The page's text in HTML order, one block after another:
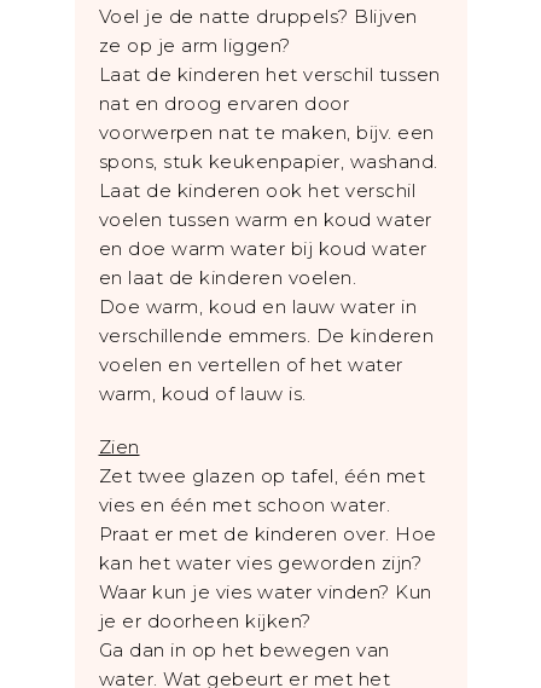
Voel je de natte druppels? Blijven
ze op je arm liggen?
Laat de kinderen het verschil tussen
nat en droog ervaren door
voorwerpen nat te maken, bijv. een
spons, stuk keukenpapier, washand.
Laat de kinderen ook het verschil
voelen tussen warm en koud water
en doe warm water bij koud water
en laat de kinderen voelen.
Doe warm, koud en lauw water in
verschillende emmers. De kinderen
voelen en vertellen of het water
warm, koud of lauw is.
Zien
Zet twee glazen op tafel, één met
vies en één met schoon water.
Praat er met de kinderen over. Hoe
kan het water vies geworden zijn?
Waar kun je vies water vinden? Kun
je er doorheen kijken?
Ga dan in op het bewegen van
water. Wat gebeurt er met het